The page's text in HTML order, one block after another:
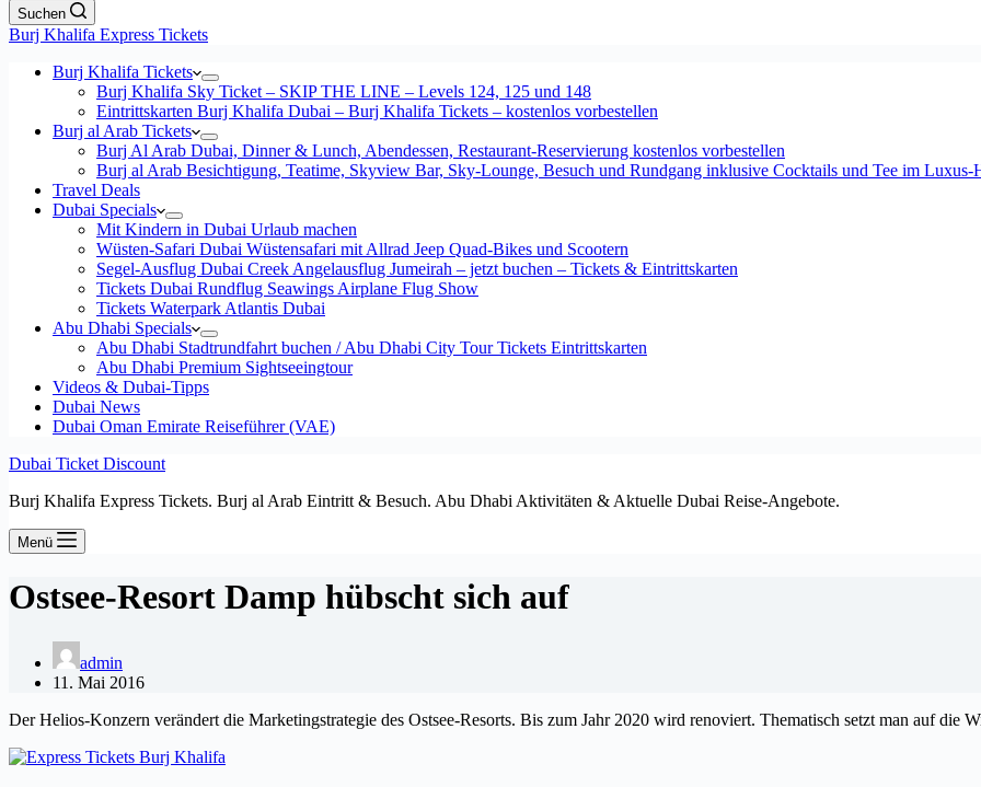
Suchen
Burj Khalifa Express Tickets
Burj Khalifa Tickets
Burj Khalifa Sky Ticket – SKIP THE LINE – Levels 124, 125 und 148
Eintrittskarten Burj Khalifa Dubai – Burj Khalifa Tickets – kostenlos vorbestellen
Burj al Arab Tickets
Burj Al Arab Dubai, Dinner & Lunch, Abendessen, Restaurant-Reservierung kostenlos vorbestellen
Burj al Arab Besichtigung, Teatime, Skyview Bar, Sky-Lounge, Besuch und Rundgang inklusive Cocktails und Tee im Luxus-
Travel Deals
Dubai Specials
Mit Kindern in Dubai Urlaub machen
Wüsten-Safari Dubai Wüstensafari mit Allrad Jeep Quad-Bikes und Scootern
Segel-Ausflug Dubai Creek Angelausflug Jumeirah – jetzt buchen – Tickets & Eintrittskarten
Tickets Dubai Rundflug Seawings Airplane Flug Show
Tickets Waterpark Atlantis Dubai
Abu Dhabi Specials
Abu Dhabi Stadtrundfahrt buchen / Abu Dhabi City Tour Tickets Eintrittskarten
Abu Dhabi Premium Sightseeingtour
Videos & Dubai-Tipps
Dubai News
Dubai Oman Emirate Reiseführer (VAE)
Dubai Ticket Discount
Burj Khalifa Express Tickets. Burj al Arab Eintritt & Besuch. Abu Dhabi Aktivitäten & Aktuelle Dubai Reise-Angebote.
Menü
Ostsee-Resort Damp hübscht sich auf
admin
11. Mai 2016
Der Helios-Konzern verändert die Marketingstrategie des Ostsee-Resorts. Bis zum Jahr 2020 wird renoviert. Thematisch setzt man auf die